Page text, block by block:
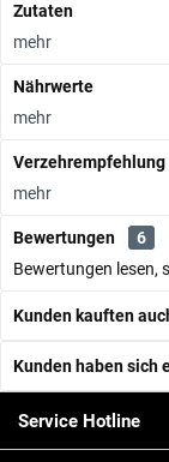
Zutaten
mehr
Nährwerte
mehr
Verzehrempfehlung
mehr
Bewertungen
6
Bewertungen lesen,
Kunden kauften
Kunden haben sich
Service Hotline